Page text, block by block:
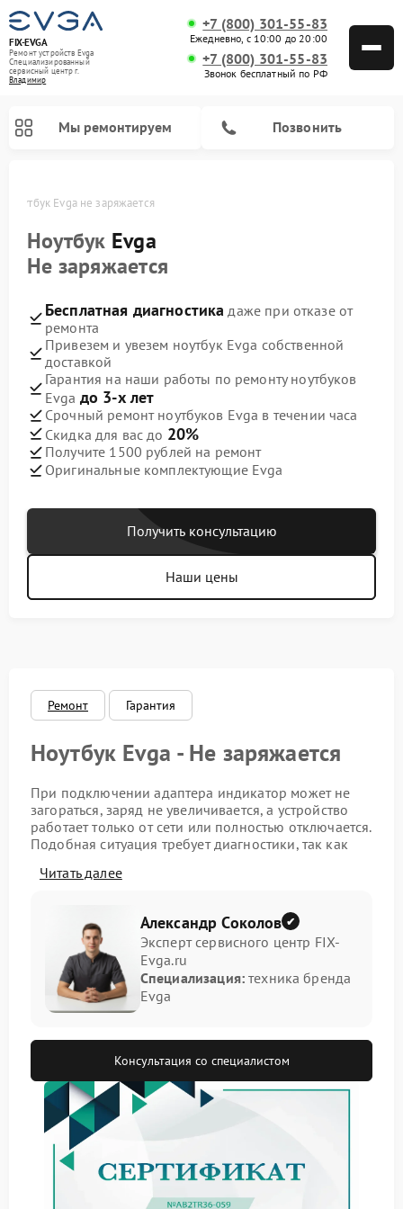
FIX-EVGA
Ремонт устройств Evga
Специализированный
cервисный центр г.
Владимир
+7 (800) 301-55-83
Ежедневно, с 10:00 до 20:00
+7 (800) 301-55-83
Звонок бесплатный по РФ
Мы ремонтируем Позвонить
Ноутбук Evga не заряжается
Ноутбук Evga
Не заряжается
Бесплатная диагностика даже при отказе от
ремонта
Привезем и увезем ноутбук Evga собственной
доставкой
Гарантия на наши работы по ремонту ноутбуков
Evga до 3-х лет
Срочный ремонт ноутбуков Evga в течении часа
Скидка для вас до 20%
Получите 1500 рублей на ремонт
Оригинальные комплектующие Evga
Получить консультацию
Наши цены
Ремонт Гарантия
Ноутбук Evga - Не заряжается
При подключении адаптера индикатор может не
загораться, заряд не увеличивается, а устройство
работает только от сети или полностью отключается.
Подобная ситуация требует диагностики, так как
привести к дополнительным повреждениям.
Возможные причины
неисправности
Перед обращением в сервис рекомендуется учесть
основные факторы:
повреждение разъема питания;
сбои контроллера зарядки на плате.
Точный ремонт Evga определяется после
профессиональной диагностики. Самостоятельная
разборка может усугубить состояние устройства и
увеличить итоговую стоимость работ.
Как проходит обслуживание
Читать далее
Александр Соколов
Эксперт сервисного центр FIX-
Evga.ru
Специализация:техника бренда
Evga
Консультация со специалистом